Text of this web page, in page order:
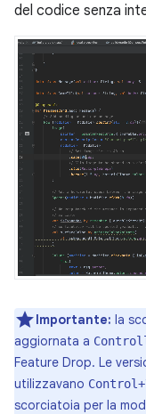
del codice senza
Importante: la
aggiornata a
Feature Drop. Le
utilizzavano
scorciatoia per la